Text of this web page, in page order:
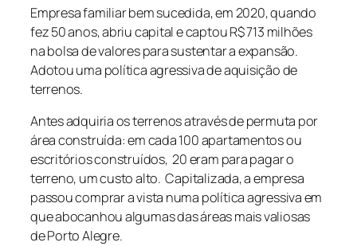
Empresa familiar bem sucedida, em 2020, quando
fez 50 anos, abriu capital e captou R$ 713 milhões
na bolsa de valores para sustentar a expansão.
Adotou uma política agressiva de aquisição de
terrenos.
Antes adquiria os terrenos através de permuta por
área construída: em cada 100 apartamentos ou
escritórios construídos, 20 eram para pagar o
terreno, um custo alto. Capitalizada, a empresa
passou comprar a vista numa política agressiva em
que abocanhou algumas das áreas mais valiosas
de Porto Alegre.